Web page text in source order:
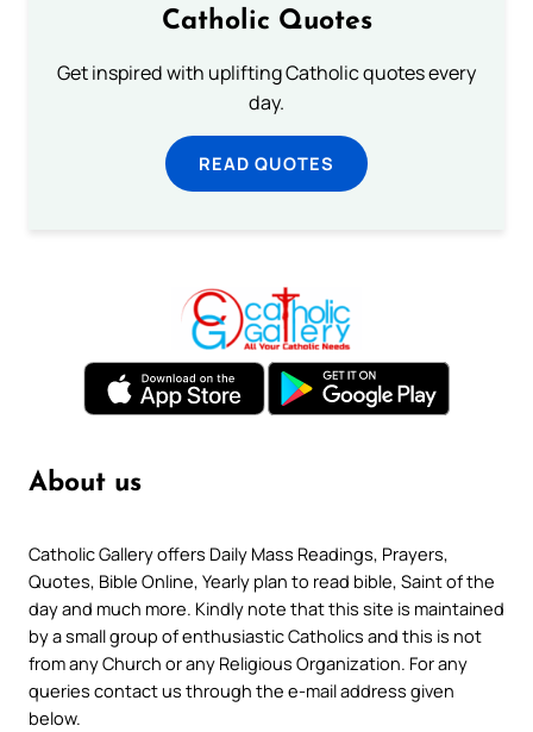
Catholic Quotes
Get inspired with uplifting Catholic quotes every
day.
READ QUOTES
About us
Catholic Gallery offers Daily Mass Readings, Prayers,
Quotes, Bible Online, Yearly plan to read bible, Saint of the
day and much more. Kindly note that this site is maintained
by a small group of enthusiastic Catholics and this is not
from any Church or any Religious Organization. For any
queries contact us through the e-mail address given
below.